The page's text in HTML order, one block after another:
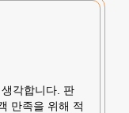
각합니다. 판
만족을 위해 적